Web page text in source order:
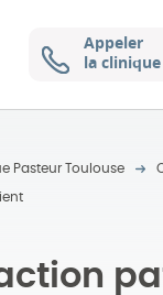
Appeler
la clinique
Pasteur Toulouse